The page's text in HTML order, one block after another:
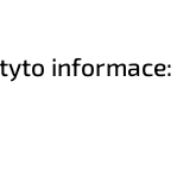
informace: